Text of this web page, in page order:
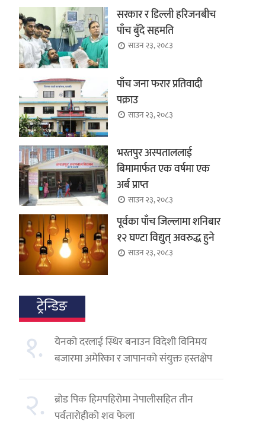
सरकार र डिल्ली हरिजनबीच
पाँच बुँदे सहमति
साउन २३, २०८३
पाँच जना फरार प्रतिवादी
पक्राउ
साउन २३, २०८३
भरतपुर अस्पताललाई
बिमामार्फत एक वर्षमा एक
अर्ब प्राप्त
साउन २३, २०८३
पूर्वका पाँच जिल्लामा शनिबार
१२ घण्टा विद्युत् अवरुद्ध हुने
साउन २३, २०८३
ट्रेन्डिङ
१.
येनको दरलाई स्थिर बनाउन विदेशी विनिमय
बजारमा अमेरिका र जापानको संयुक्त हस्तक्षेप
२.
ब्रोड पिक हिमपहिरोमा नेपालीसहित तीन
पर्वतारोहीको शव फेला